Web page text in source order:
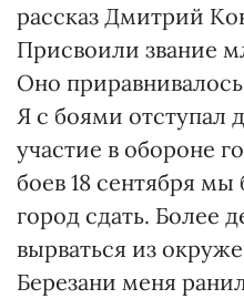
рассказ Дмитрий
Присвоили звание
Оно
Я с боями отступал
участие в обороне
боев 18 сентября
город сдать. Более
вырваться из
Березани меня